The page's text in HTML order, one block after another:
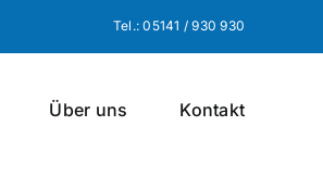
Tel.: 05141 / 930 930
Über uns Kontakt